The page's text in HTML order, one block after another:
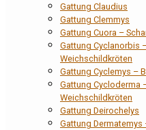
Gattung Claudius
Gattung Clemmys
Gattung Cuora –
Gattung Cyclanorbis
Weichschildkröten
Gattung Cyclemys –
Gattung Cycloderma
Weichschildkröten
Gattung Deirochelys
Gattung